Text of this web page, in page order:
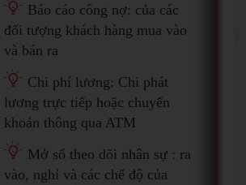
Báo cáo công nợ: của các
đối tượng khách hàng mua vào
và bán ra
Chi phí lương: Chi phát
lương trực tiếp hoặc chuyển
khoản thông qua ATM
Mở sổ theo dõi nhân sự : ra
vào, nghỉ và các chế độ của